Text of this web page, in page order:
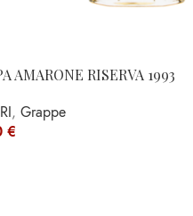
AMARONE RISERVA 1993
, Grappe
€